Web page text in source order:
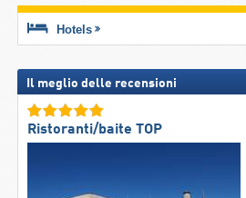
per
Hotels
Il meglio delle recensioni
Ristoranti/baite TOP